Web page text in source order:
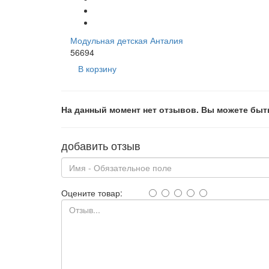
Модульная детская Анталия
56694
В корзину
На данный момент нет отзывов. Вы можете
добавить отзыв
Оцените товар: